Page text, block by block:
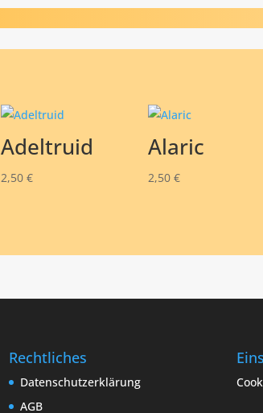
Adeltruid
2,50 €
Alaric
2,50 €
Rechtliches
Datenschutzerklärung
AGB